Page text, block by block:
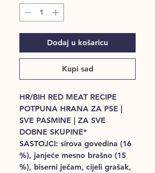
Dodaj u košaricu
Kupi sad
HR/BIH RED MEAT RECIPE
POTPUNA HRANA ZA PSE |
SVE PASMINE | ZA SVE
DOBNE SKUPINE*
SASTOJCI: sirova govedina (16
%), janjeće mesno brašno (15
%), biserni ječam, cijeli grašak,